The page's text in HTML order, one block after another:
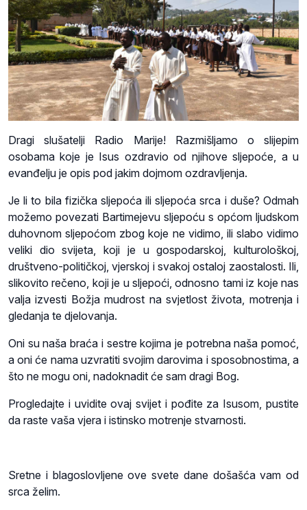
Dragi slušatelji Radio Marije! Razmišljamo o slijepim
osobama koje je Isus ozdravio od njihove sljepoće, a u
evanđelju je opis pod jakim dojmom ozdravljenja.
Je li to bila fizička sljepoća ili sljepoća srca i duše? Odmah
možemo povezati Bartimejevu sljepoću s općom ljudskom
duhovnom sljepoćom zbog koje ne vidimo, ili slabo vidimo
veliki dio svijeta, koji je u gospodarskoj, kulturološkoj,
društveno-političkoj, vjerskoj i svakoj ostaloj zaostalosti. Ili,
slikovito rečeno, koji je u sljepoći, odnosno tami iz koje nas
valja izvesti Božja mudrost na svjetlost života, motrenja i
gledanja te djelovanja.
Oni su naša braća i sestre kojima je potrebna naša pomoć,
a oni će nama uzvratiti svojim darovima i sposobnostima, a
što ne mogu oni, nadoknadit će sam dragi Bog.
Progledajte i uvidite ovaj svijet i pođite za Isusom, pustite
da raste vaša vjera i istinsko motrenje stvarnosti.
Sretne i blagoslovljene ove svete dane došašća vam od
srca želim.